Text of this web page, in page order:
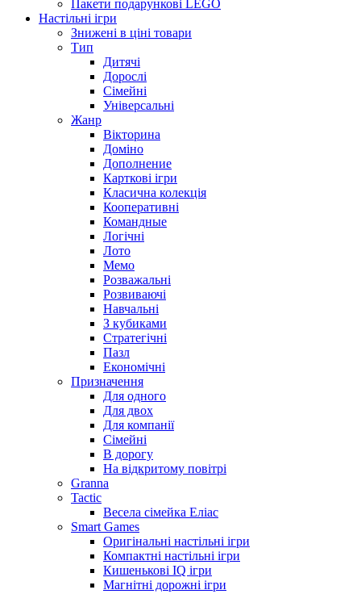
Пакети подарункові LEGO
Настільні ігри
Знижені в ціні товари
Тип
Дитячі
Дорослі
Сімейні
Універсальні
Жанр
Вікторина
Доміно
Дополнение
Карткові ігри
Класична колекція
Кооперативні
Командные
Логічні
Лото
Мемо
Розважальні
Розвиваючі
Навчальні
З кубиками
Стратегічні
Пазл
Економічні
Призначення
Для одного
Для двох
Для компанії
Сімейні
В дорогу
На відкритому повітрі
Granna
Tactic
Весела сімейка Еліас
Smart Games
Оригінальні настільні ігри
Компактні настільні ігри
Кишенькові IQ ігри
Магнітні дорожні ігри